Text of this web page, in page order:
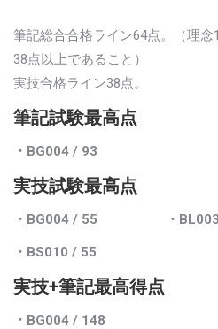
筆記総合合格ライン64点。（理
38点以上であること）
実技合格ライン38点。
筆記試験最高点
・BG004 / 93
実技試験最高点
・BG004 / 55 ・BL003
・BS010 / 55
実技+筆記最高得点
・BG004 / 148